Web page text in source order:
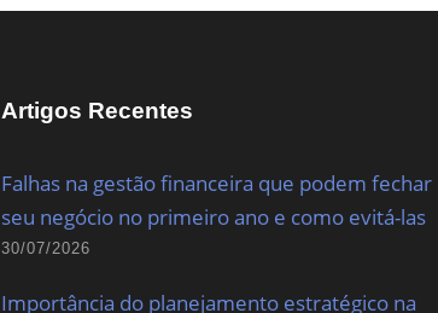
Artigos Recentes
Falhas na gestão financeira que podem fechar
seu negócio no primeiro ano e como evitá-las
30/07/2026
Importância do planejamento estratégico na